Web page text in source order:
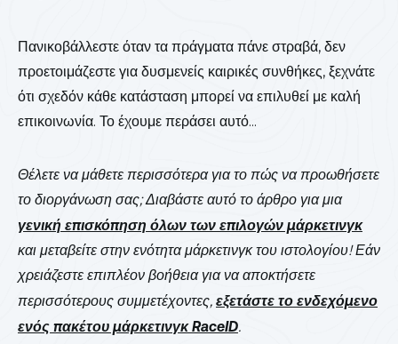
Πανικοβάλλεστε όταν τα πράγματα πάνε στραβά, δεν
προετοιμάζεστε για δυσμενείς καιρικές συνθήκες, ξεχνάτε
ότι σχεδόν κάθε κατάσταση μπορεί να επιλυθεί με καλή
επικοινωνία. Το έχουμε περάσει αυτό...
Θέλετε να μάθετε περισσότερα για το πώς να προωθήσετε
το διοργάνωση σας; Διαβάστε αυτό το άρθρο για μια
γενική επισκόπηση όλων των επιλογών μάρκετινγκ
και μεταβείτε στην ενότητα μάρκετινγκ του ιστολογίου! Εάν
χρειάζεστε επιπλέον βοήθεια για να αποκτήσετε
περισσότερους συμμετέχοντες, εξετάστε το ενδεχόμενο
ενός πακέτου μάρκετινγκ RaceID.